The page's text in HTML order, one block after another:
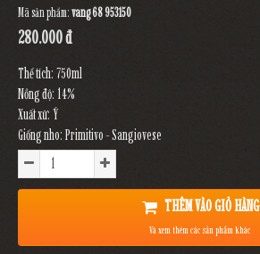
Mã sản phẩm:vang 68 953150
280.000 đ
Thể tích: 750ml
Nồng độ: 14%
Xuất xứ: Ý
Giống nho: Primitivo - Sangiovese
THÊM VÀO GIỎ HÀNG
Và xem thêm các sản phẩm khác